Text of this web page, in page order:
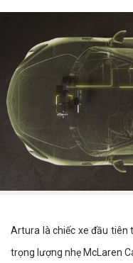
Artura là chiếc xe đầu tiên
trọng lượng nhẹ McLaren